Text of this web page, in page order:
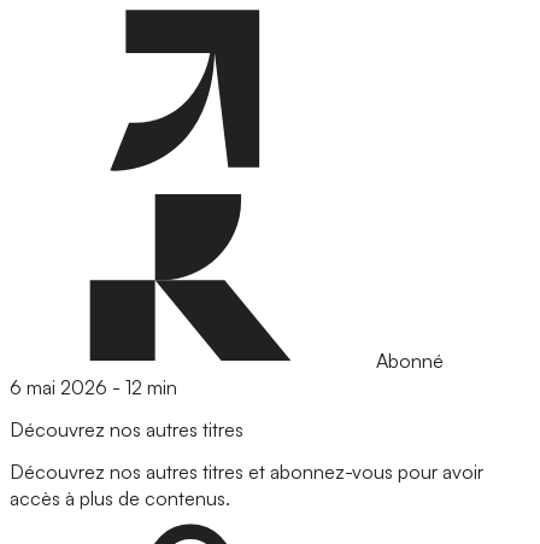
Abonné
6 mai 2026 - 12 min
Découvrez nos autres titres
Découvrez nos autres titres et abonnez-vous pour avoir
accès à plus de contenus.